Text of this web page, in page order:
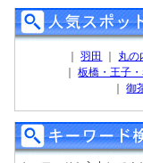
｜羽田 丸の
｜板橋・王子
｜御